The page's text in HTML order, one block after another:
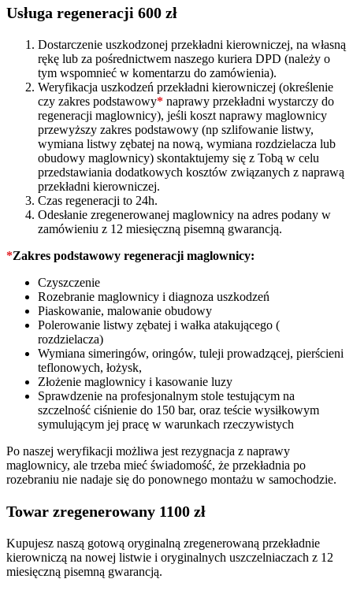
Servotronic
quantity
Usługa regeneracji 600 zł
Dostarczenie uszkodzonej przekładni kierowniczej, na własną
rękę lub za pośrednictwem naszego kuriera DPD (należy o
tym wspomnieć w komentarzu do zamówienia).
Weryfikacja uszkodzeń przekładni kierowniczej (określenie
czy zakres podstawowy* naprawy przekładni wystarczy do
regeneracji maglownicy), jeśli koszt naprawy maglownicy
przewyższy zakres podstawowy (np szlifowanie listwy,
wymiana listwy zębatej na nową, wymiana rozdzielacza lub
obudowy maglownicy) skontaktujemy się z Tobą w celu
przedstawiania dodatkowych kosztów związanych z naprawą
przekładni kierowniczej.
Czas regeneracji to 24h.
Odesłanie zregenerowanej maglownicy na adres podany w
zamówieniu z 12 miesięczną pisemną gwarancją.
*Zakres podstawowy regeneracji maglownicy:
Czyszczenie
Rozebranie maglownicy i diagnoza uszkodzeń
Piaskowanie, malowanie obudowy
Polerowanie listwy zębatej i wałka atakującego (
rozdzielacza)
Wymiana simeringów, oringów, tuleji prowadzącej, pierścieni
teflonowych, łożysk,
Złożenie maglownicy i kasowanie luzy
Sprawdzenie na profesjonalnym stole testującym na
szczelność ciśnienie do 150 bar, oraz teście wysiłkowym
symulującym jej pracę w warunkach rzeczywistych
Po naszej weryfikacji możliwa jest rezygnacja z naprawy
maglownicy, ale trzeba mieć świadomość, że przekładnia po
rozebraniu nie nadaje się do ponownego montażu w samochodzie.
Towar zregenerowany 1100 zł
Kupujesz naszą gotową oryginalną zregenerowaną przekładnie
kierowniczą na nowej listwie i oryginalnych uszczelniaczach z 12
miesięczną pisemną gwarancją.